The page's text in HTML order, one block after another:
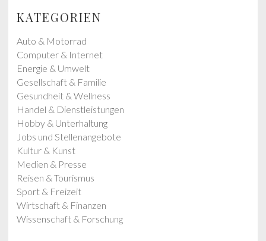
p
o
p
o
s
t
:
KATEGORIEN
Auto & Motorrad
Computer & Internet
Energie & Umwelt
Gesellschaft & Familie
Gesundheit & Wellness
Handel & Dienstleistungen
Hobby & Unterhaltung
Jobs und Stellenangebote
Kultur & Kunst
Medien & Presse
Reisen & Tourismus
Sport & Freizeit
Wirtschaft & Finanzen
Wissenschaft & Forschung